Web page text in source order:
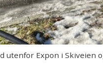
utenfor Expon i